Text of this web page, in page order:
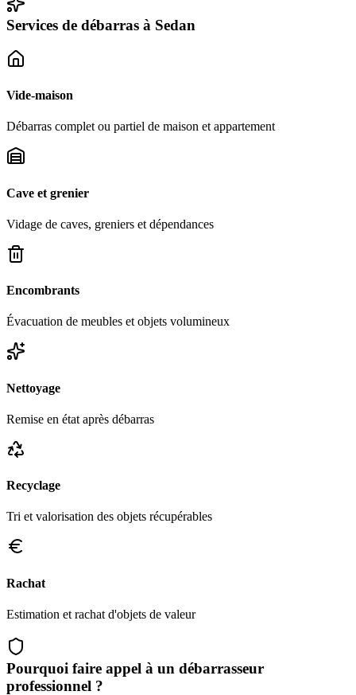
Services de débarras à Sedan
Vide-maison
Débarras complet ou partiel de maison et appartement
Cave et grenier
Vidage de caves, greniers et dépendances
Encombrants
Évacuation de meubles et objets volumineux
Nettoyage
Remise en état après débarras
Recyclage
Tri et valorisation des objets récupérables
Rachat
Estimation et rachat d'objets de valeur
Pourquoi faire appel à un débarrasseur
professionnel ?